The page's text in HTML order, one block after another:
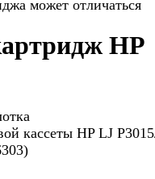
может отличаться
HP
кассеты HP LJ